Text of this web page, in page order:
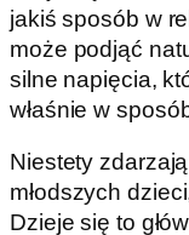
jakiś sposób w
może podjąć
silne napięcia,
właśnie w
Niestety
młodszych
Dzieje się to